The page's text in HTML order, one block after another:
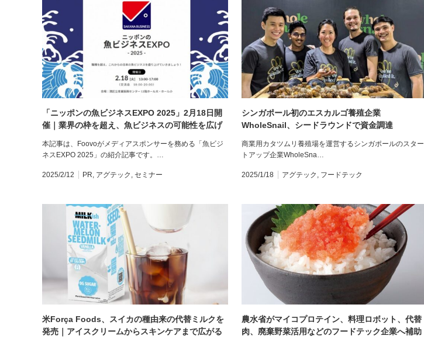
「ニッポンの魚ビジネスEXPO 2025」2月18日開
催｜業界の枠を超え、魚ビジネスの可能性を広げ
本記事は、Foovoがメディアスポンサーを務める「魚ビジ
ネスEXPO 2025」の紹介記事です。…
2025/2/12 PR, アグテック , セミナー
シンガポール初のエスカルゴ養殖企業
WholeSnail、シードラウンドで資金調達
商業用カタツムリ養殖場を運営するシンガポールのスター
トアップ企業WholeSna…
2025/1/18 アグテック , フードテック
米Força Foods、スイカの種由来の代替ミルクを
発売｜アイスクリームからスキンケアまで広がる
農水省がマイコプロテイン、料理ロボット、代替
肉、廃棄野菜活用などのフードテック企業へ補助